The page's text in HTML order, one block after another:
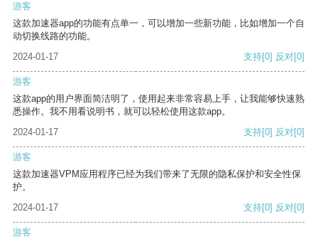
游客
这款加速器app的功能有点单一，可以增加一些新功能，比如增加一个自
动切换线路的功能。
2024-01-17
支持[0] 反对[0]
游客
这款app的用户界面简洁明了，使用起来非常容易上手，让我能够快速熟
悉操作。我不用看说明书，就可以轻松使用这款app。
2024-01-17
支持[0] 反对[0]
游客
这款加速器VPM应用程序已经为我们带来了无限的隐私保护和安全性保
护。
2024-01-17
支持[0] 反对[0]
游客